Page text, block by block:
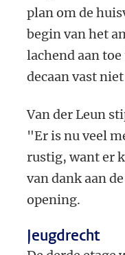
plan om de
begin van het
lachend aan
decaan vast
Van der Leun
"Er is nu veel
rustig, want er
van dank aan
opening.
Jeugdrecht